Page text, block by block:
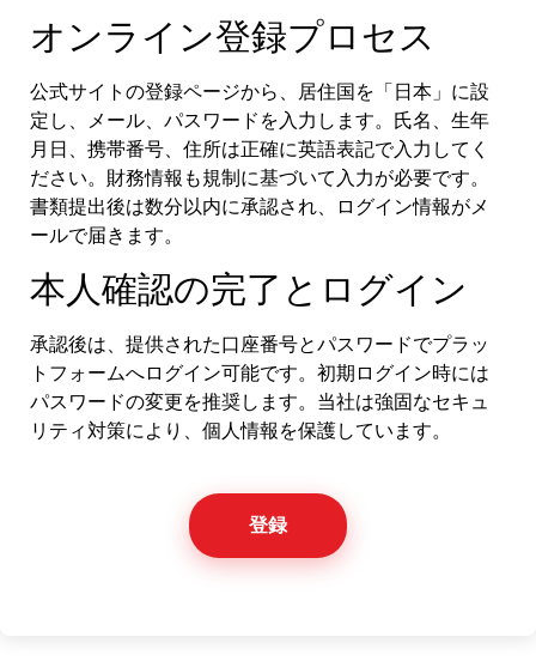
オンライン登録プロセス
公式サイトの登録ページから、居住国を「日本」に設
定し、メール、パスワードを入力します。氏名、生年
月日、携帯番号、住所は正確に英語表記で入力してく
ださい。財務情報も規制に基づいて入力が必要です。
書類提出後は数分以内に承認され、ログイン情報がメ
ールで届きます。
本人確認の完了とログイン
承認後は、提供された口座番号とパスワードでプラッ
トフォームへログイン可能です。初期ログイン時には
パスワードの変更を推奨します。当社は強固なセキュ
リティ対策により、個人情報を保護しています。
登録